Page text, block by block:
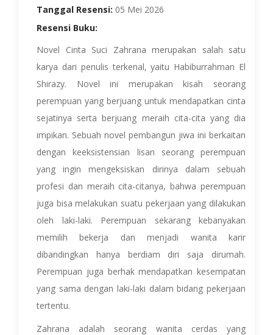
Tanggal Resensi: 05 Mei 2026
Resensi Buku:
Novel Cinta Suci Zahrana merupakan salah satu
karya dari penulis terkenal, yaitu Habiburrahman El
Shirazy. Novel ini merupakan kisah seorang
perempuan yang berjuang untuk mendapatkan cinta
sejatinya serta berjuang meraih cita-cita yang dia
impikan. Sebuah novel pembangun jiwa ini berkaitan
dengan keeksistensian lisan seorang perempuan
yang ingin mengeksiskan dirinya dalam sebuah
profesi dan meraih cita-citanya, bahwa perempuan
juga bisa melakukan suatu pekerjaan yang dilakukan
oleh laki-laki. Perempuan sekarang kebanyakan
memilih bekerja dan menjadi wanita karir
dibandingkan hanya berdiam diri saja dirumah.
Perempuan juga berhak mendapatkan kesempatan
yang sama dengan laki-laki dalam bidang pekerjaan
tertentu.
Zahrana adalah seorang wanita cerdas yang